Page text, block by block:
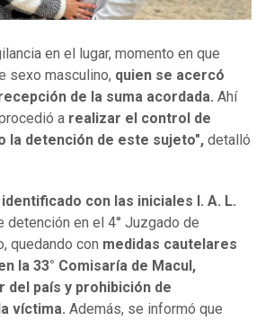
en el lugar, momento en que
sexo masculino, quien se acercó
de la suma acordada. Ahí
a realizar el control de
la detención de este sujeto", detalló
identificado con las iniciales I. A. L.
detención en el 4° Juzgado de
quedando con medidas cautelares
la 33° Comisaría de Macul,
del país y prohibición de
víctima. Además, se informó que